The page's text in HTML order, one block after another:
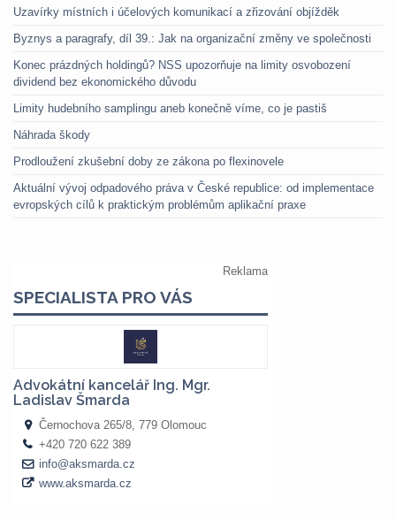
Uzavírky místních i účelových komunikací a zřizování objížděk
Byznys a paragrafy, díl 39.: Jak na organizační změny ve společnosti
Konec prázdných holdingů? NSS upozorňuje na limity osvobození
dividend bez ekonomického důvodu
Limity hudebního samplingu aneb konečně víme, co je pastiš
Náhrada škody
Prodloužení zkušební doby ze zákona po flexinovele
Aktuální vývoj odpadového práva v České republice: od implementace
evropských cílů k praktickým problémům aplikační praxe